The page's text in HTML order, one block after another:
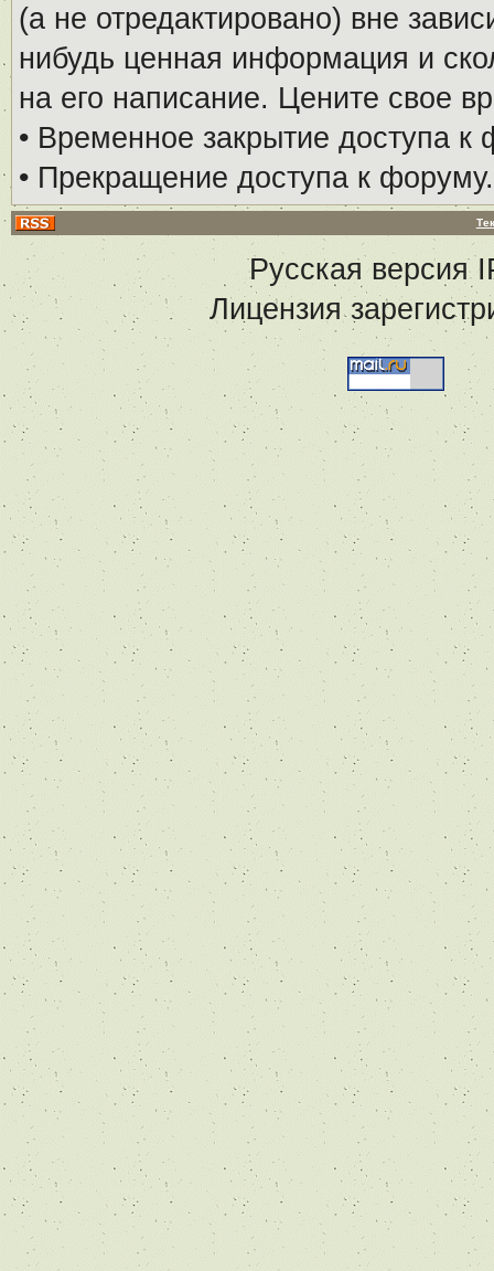
(а не отредактировано) вне
нибудь ценная информация и
на его написание. Цените свое
• Временное закрытие доступа к
• Прекращение доступа к форуму.
Русская версия
Лицензия